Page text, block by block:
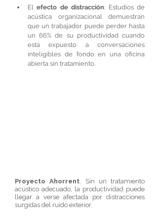
El efecto de distracción: Estudios de
acústica organizacional demuestran
que un trabajador puede perder hasta
un 66% de su productividad cuando
está expuesto a conversaciones
inteligibles de fondo en una oficina
abierta sin tratamiento.
Proyecto Ahorrent. Sin un tratamiento
acústico adecuado, la productividad puede
llegar a verse afectada por distracciones
surgidas del ruido exterior.